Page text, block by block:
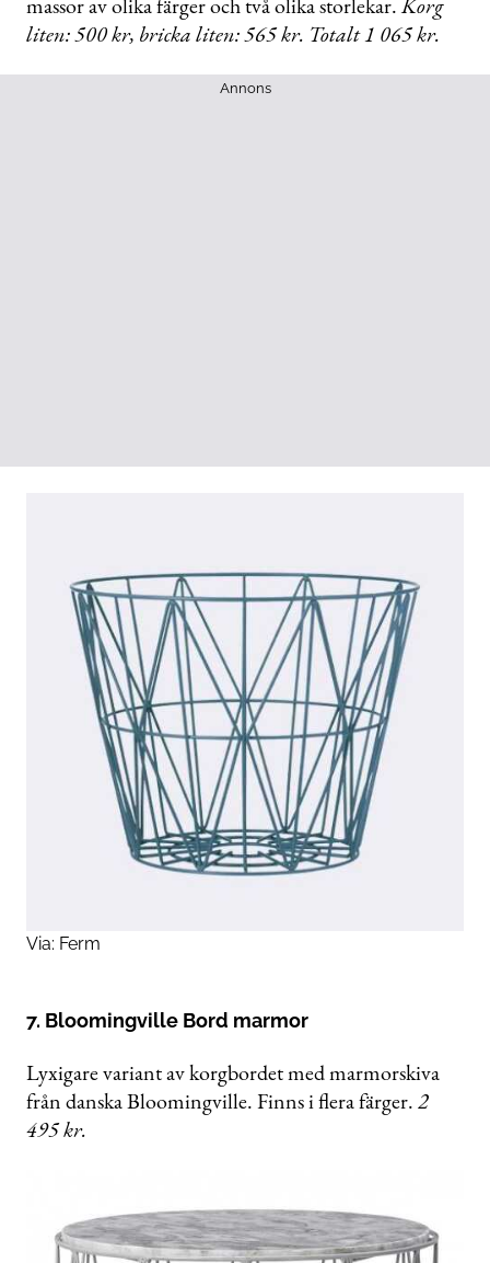
liten: 500 kr, bricka liten: 565 kr. Totalt 1 065 kr.
Annons
Via: Ferm
7. Bloomingville Bord marmor
Lyxigare variant av korgbordet med marmorskiva
från danska Bloomingville. Finns i flera färger.2
495 kr.